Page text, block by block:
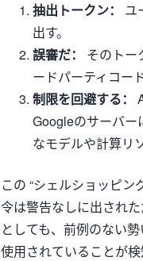
抽出トークン：
ユ
出す。
誤審だ：
そのトー
ードパーティコー
制限を回避する：
Googleのサーバー
なモデルや計算リ
この “シェルショッピ
令は警告なしに出され
としても、前例のない
使用されていることが